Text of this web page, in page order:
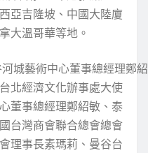
亞吉隆坡、中國大陸廈
大溫哥華等地。
城藝術中心董事總經理鄭
北經濟文化辦事處大使
董事總經理鄭紹敏、泰
台灣商會聯合總會總會
理事長素瑪莉、曼谷台